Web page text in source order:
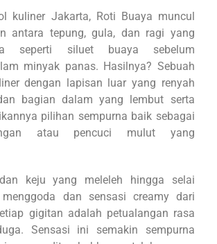
kuliner Jakarta, Roti Buaya muncul
antara tepung, gula, dan ragi yang
seperti siluet buaya sebelum
minyak panas. Hasilnya? Sebuah
dengan lapisan luar yang renyah
bagian dalam yang lembut serta
pilihan sempurna baik sebagai
atau pencuci mulut yang
keju yang meleleh hingga selai
dan sensasi creamy dari
gigitan adalah petualangan rasa
Sensasi ini semakin sempurna